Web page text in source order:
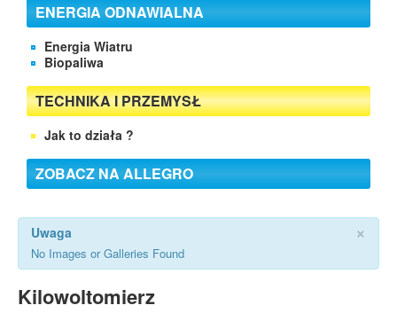
ENERGIA ODNAWIALNA
Energia Wiatru
Biopaliwa
TECHNIKA I PRZEMYSŁ
Jak to działa ?
ZOBACZ NA ALLEGRO
×
Uwaga
No Images or Galleries Found
Kilowoltomierz